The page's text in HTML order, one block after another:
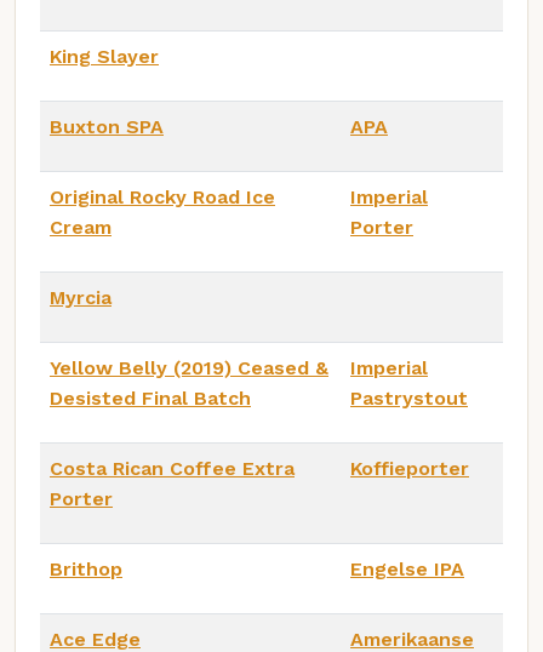
King Slayer
Buxton SPA APA
Original Rocky Road Ice
Cream
Imperial
Porter
Myrcia
Yellow Belly (2019) Ceased &
Desisted Final Batch
Imperial
Pastrystout
Costa Rican Coffee Extra
Porter
Koffieporter
Brithop Engelse IPA
Ace Edge
Amerikaanse